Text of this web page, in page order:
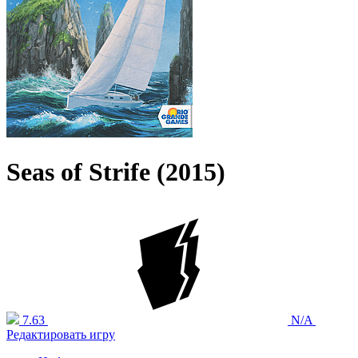
Seas of Strife (2015)
7.63
N/A
Редактировать игру